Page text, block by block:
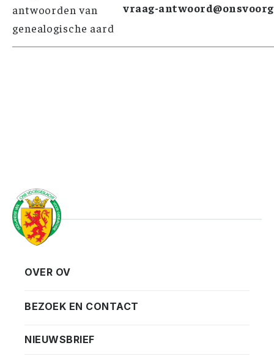
antwoorden van
genealogische aard
vraag-
Vereniging
Privacy
Contact
Bezoekadres
OVER OV
BEZOEK EN CONTACT
NIEUWSBRIEF